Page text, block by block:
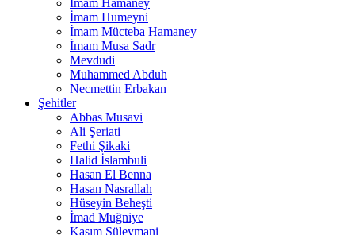
İmam Hamaney
İmam Humeyni
İmam Mücteba Hamaney
İmam Musa Sadr
Mevdudi
Muhammed Abduh
Necmettin Erbakan
Şehitler
Abbas Musavi
Ali Şeriati
Fethi Şikaki
Halid İslambuli
Hasan El Benna
Hasan Nasrallah
Hüseyin Beheşti
İmad Muğniye
Kasım Süleymani